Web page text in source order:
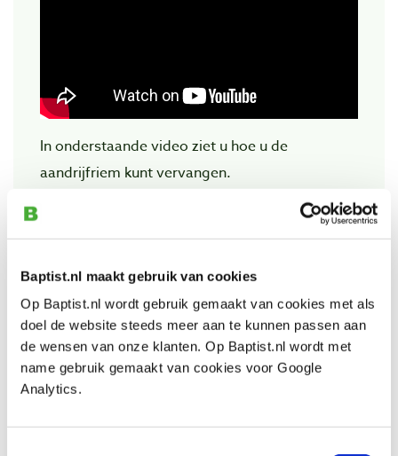
Baptist.nl maakt gebruik van cookies
Op Baptist.nl wordt gebruik gemaakt van cookies met als
doel de website steeds meer aan te kunnen passen aan
de wensen van onze klanten. Op Baptist.nl wordt met
name gebruik gemaakt van cookies voor Google
Analytics.
In onderstaande video ziet u hoe u de
aandrijfriem kunt vervangen.